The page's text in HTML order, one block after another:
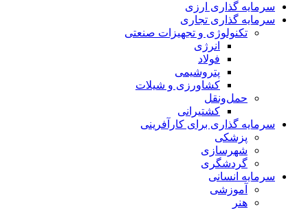
سرمایه گذاری ارزی
سرمایه گذاری تجاری
تکنولوژی و تجهیزات صنعتی
انرژی
فولاد
پتروشیمی
کشاورزی و شیلات
حمل‌و‌نقل
کشتیرانی
سرمایه گذاری برای کارآفرینی
پزشکی
شهرسازی
گردشگری
سرمایه انسانی
آموزشی
هنر